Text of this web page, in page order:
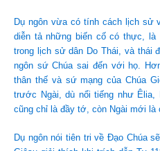
Dụ ngôn vừa có tính cách lịch sử
diễn tả những biến cố có thực, là
trong lịch sử dân Do Thái, và thái
ngôn sứ Chúa sai đến với họ.
thân thế và sứ mạng của Chúa
trước Ngài, dù nổi tiếng như Êlia,
cũng chỉ là đầy tớ, còn Ngài mới là
Dụ ngôn nói tiên tri về Đạo Chúa